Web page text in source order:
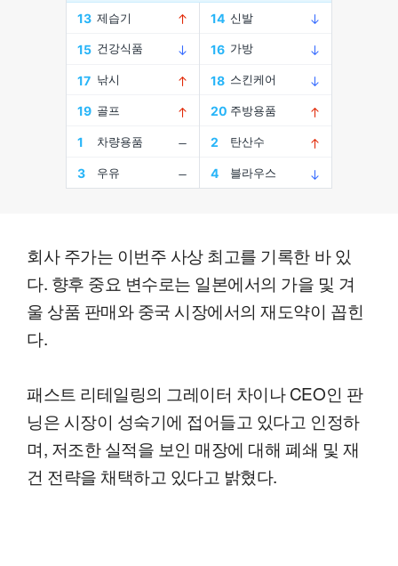
회사 주가는 이번주 사상 최고를 기록한 바 있
다. 향후 중요 변수로는 일본에서의 가을 및 겨
울 상품 판매와 중국 시장에서의 재도약이 꼽힌
다.
패스트 리테일링의 그레이터 차이나 CEO인 판
닝은 시장이 성숙기에 접어들고 있다고 인정하
며, 저조한 실적을 보인 매장에 대해 폐쇄 및 재
건 전략을 채택하고 있다고 밝혔다.